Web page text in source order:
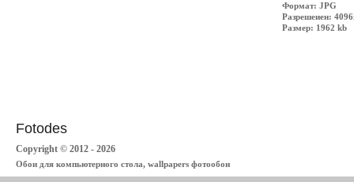
Формат: JPG
Разрешеиен:
Размер: 1962 kb
Fotodes
Copyright © 2012 - 2026
Обои для компьютерного стола, wallpapers фотообои